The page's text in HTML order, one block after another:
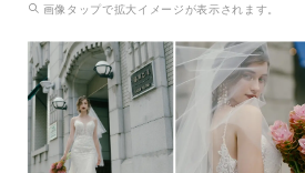
画像 タップで拡大イメージが表示されます。